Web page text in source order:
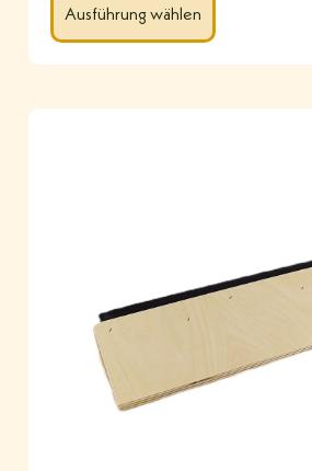
Ausführung wählen